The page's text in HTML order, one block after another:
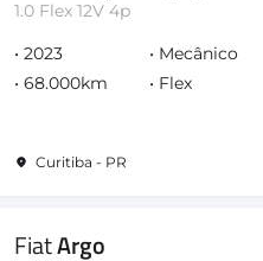
1.0 Flex 12V 4p
2023
Mecânico
68.000km
Flex
Curitiba - PR
FiatArgo